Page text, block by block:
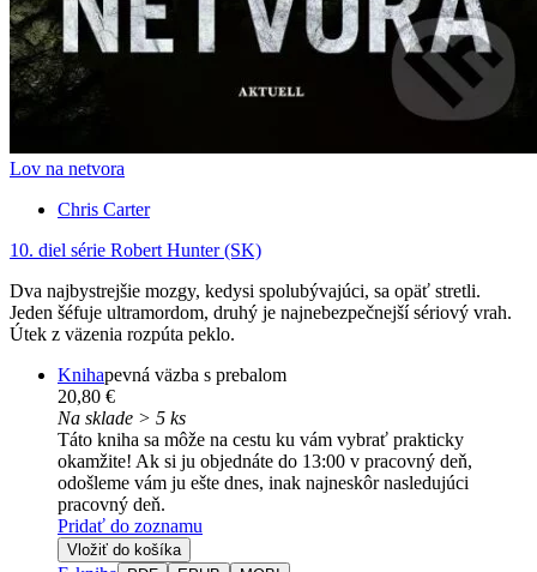
Lov na netvora
Chris Carter
10. diel série Robert Hunter (SK)
Dva najbystrejšie mozgy, kedysi spolubývajúci, sa opäť stretli.
Jeden šéfuje ultramordom, druhý je najnebezpečnejší sériový vrah.
Útek z väzenia rozpúta peklo.
Knihapevná väzba s prebalom
20,80 €
Na sklade > 5 ks
Táto kniha sa môže na cestu ku vám vybrať prakticky
okamžite! Ak si ju objednáte do 13:00 v pracovný deň,
odošleme vám ju ešte dnes, inak najneskôr nasledujúci
pracovný deň.
Pridať do zoznamu
Vložiť do košíka